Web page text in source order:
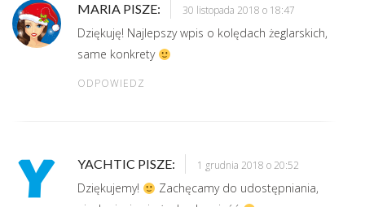
MARIA PISZE: 30 listopada 2018 o 18:47
Dziękuję! Najlepszy wpis o kolędach żeglarskich,
same konkrety
ODPOWIEDZ
YACHTIC PISZE: 1 grudnia 2018 o 20:52
Dziękujemy!
Zachęcamy do udostępniania,